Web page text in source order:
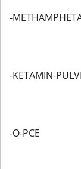
-
-KETAMIN-
-O-PCE